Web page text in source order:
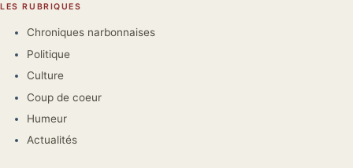
LES RUBRIQUES
Chroniques narbonnaises
Politique
Culture
Coup de coeur
Humeur
Actualités